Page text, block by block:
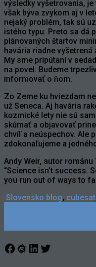
výsledky vyšetrovania,
však býva zvykom aj v
nejaký problém, tak sú
istého typu. Preto sa dá
plánovaných štartov
havária riadne vyšetrená
My sme pripútaní v
na povel. Budeme
informovať o ňom.
Zo Zeme ku hviezdam
už Seneca. Aj havária
kozmické lety nie sú
skúmať a objavovať
chvíľ a neúspechov. Ale
zdokonaľujeme a
Andy Weir, autor
“Science isn’t success.
you run out of ways to
Slovensko blog, cubesat
navigation
Facebook
Meetup
LinkedIn
Twitter